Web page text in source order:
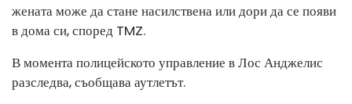
жената може да стане насилствена или дори да се появи
в дома си, според TMZ.
В момента полицейското управление в Лос Анджелис
разследва, съобщава аутлетът.